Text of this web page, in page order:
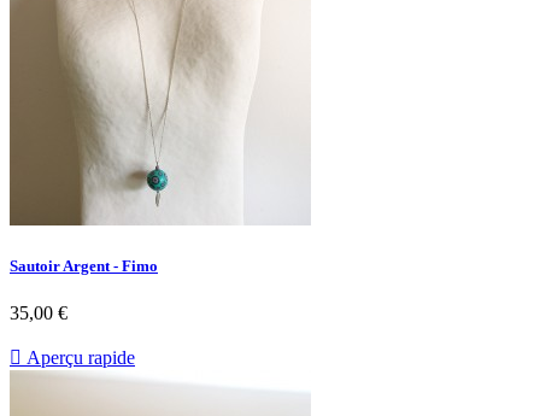
Sautoir Argent - Fimo
35,00 €
 Aperçu rapide